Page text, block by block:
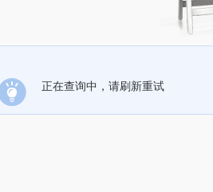
正在查询中，请刷新重试